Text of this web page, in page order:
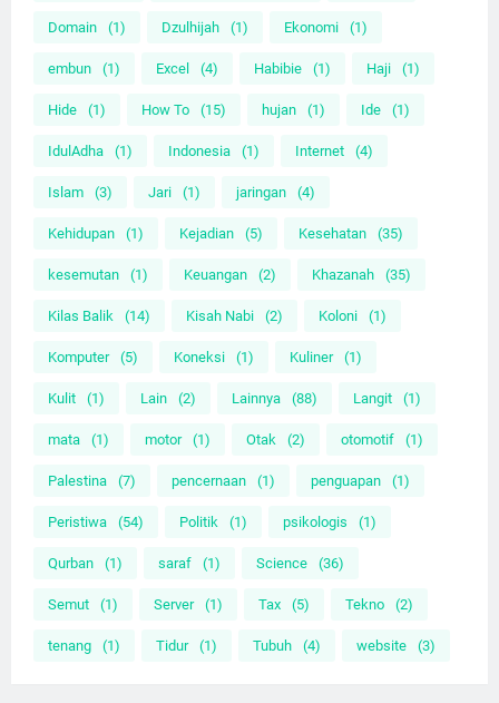
Domain (1) Dzulhijah (1) Ekonomi (1)
embun (1) Excel (4) Habibie (1) Haji (1)
Hide (1) How To (15) hujan (1) Ide (1)
IdulAdha (1) Indonesia (1) Internet (4)
Islam (3) Jari (1) jaringan (4)
Kehidupan (1) Kejadian (5) Kesehatan (35)
kesemutan (1) Keuangan (2) Khazanah (35)
Kilas Balik (14) Kisah Nabi (2) Koloni (1)
Komputer (5) Koneksi (1) Kuliner (1)
Kulit (1) Lain (2) Lainnya (88) Langit (1)
mata (1) motor (1) Otak (2) otomotif (1)
Palestina (7) pencernaan (1) penguapan (1)
Peristiwa (54) Politik (1) psikologis (1)
Qurban (1) saraf (1) Science (36)
Semut (1) Server (1) Tax (5) Tekno (2)
tenang (1) Tidur (1) Tubuh (4) website (3)